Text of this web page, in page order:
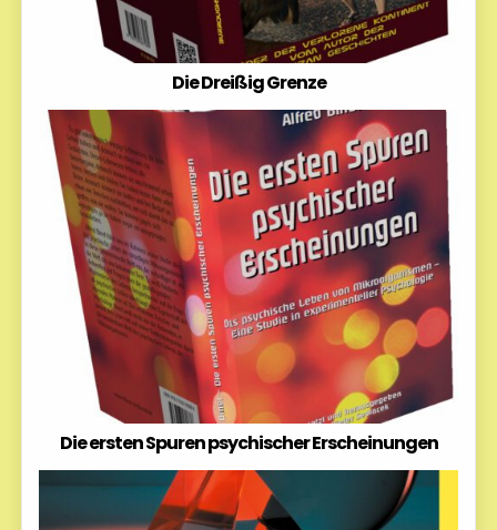
Die Dreißig Grenze
Die ersten Spuren psychischer Erscheinungen